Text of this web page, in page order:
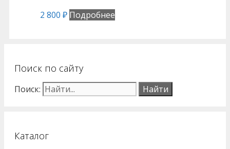
2 800 ₽ Подробнее
Поиск по сайту
Поиск:
Каталог